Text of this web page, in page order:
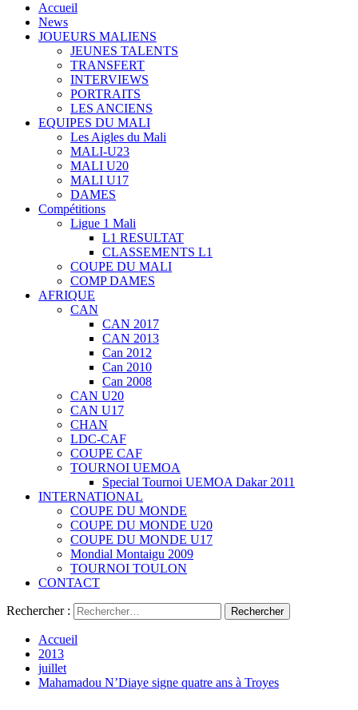
Accueil
News
JOUEURS MALIENS
JEUNES TALENTS
TRANSFERT
INTERVIEWS
PORTRAITS
LES ANCIENS
EQUIPES DU MALI
Les Aigles du Mali
MALI-U23
MALI U20
MALI U17
DAMES
Compétitions
Ligue 1 Mali
L1 RESULTAT
CLASSEMENTS L1
COUPE DU MALI
COMP DAMES
AFRIQUE
CAN
CAN 2017
CAN 2013
Can 2012
Can 2010
Can 2008
CAN U20
CAN U17
CHAN
LDC-CAF
COUPE CAF
TOURNOI UEMOA
Special Tournoi UEMOA Dakar 2011
INTERNATIONAL
COUPE DU MONDE
COUPE DU MONDE U20
COUPE DU MONDE U17
Mondial Montaigu 2009
TOURNOI TOULON
CONTACT
Rechercher :
Accueil
2013
juillet
Mahamadou N’Diaye signe quatre ans à Troyes